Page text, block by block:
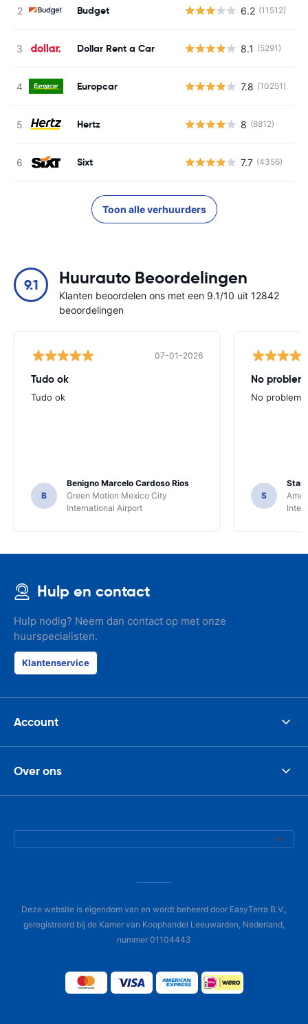
Budget 6.2 (11512)
Dollar Rent a Car 8.1 (5291)
Europcar 7.8 (10251)
Hertz 8 (8812)
Sixt 7.7 (4356)
Toon alle verhuurders
9.1 Huurauto Beoordelingen
Klanten beoordelen ons met een 9.1/10 uit 12842
beoordelingen
07-01-2026
Tudo ok
Tudo ok
B
Benigno Marcelo Cardoso Rios
Green Motion Mexico City
International Airport
No
No
S
Hulp en contact
Hulp nodig? Neem dan contact op met onze
huurspecialisten.
Klantenservice
Account
Over ons
Deze website is eigendom van en wordt beheerd door EasyTerra B.V.,
geregistreerd bij de Kamer van Koophandel Leeuwarden, Nederland,
nummer 01104443